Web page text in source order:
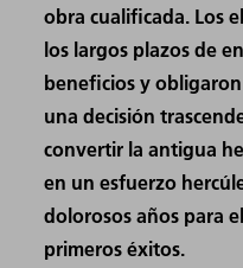
obra cualificada. Los
los largos plazos de
beneficios y
una decisión
convertir la antigua
en un esfuerzo
dolorosos años para
primeros éxitos.